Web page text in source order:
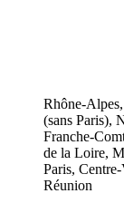
Rhône-
(sans Paris),
Franche-
de la Loire,
Paris,
Réunion